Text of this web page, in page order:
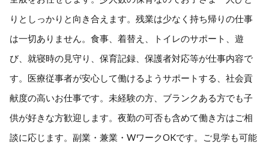
りとしっかりと向き合えます。残業は少なく持ち帰りの仕事
は一切ありません。食事、着替え、トイレのサポート、遊
び、就寝時の見守り、保育記録、保護者対応等が仕事内容で
す。医療従事者が安心して働けるようサポートする、社会貢
献度の高いお仕事です。未経験の方、ブランクある方でも子
供が好きな方歓迎します。夜勤の可否も含めて働き方はご相
談に応じます。副業・兼業・WワークOKです。ご見学も可能